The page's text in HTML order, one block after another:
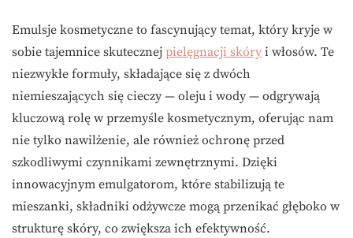
Emulsje kosmetyczne to fascynujący temat, który kryje w
sobie tajemnice skutecznej pielęgnacji skóry i włosów. Te
niezwykłe formuły, składające się z dwóch
niemieszających się cieczy — oleju i wody — odgrywają
kluczową rolę w przemyśle kosmetycznym, oferując nam
nie tylko nawilżenie, ale również ochronę przed
szkodliwymi czynnikami zewnętrznymi. Dzięki
innowacyjnym emulgatorom, które stabilizują te
mieszanki, składniki odżywcze mogą przenikać głęboko w
strukturę skóry, co zwiększa ich efektywność.